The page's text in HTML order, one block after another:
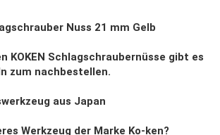
Nuss 21 mm Gelb
KOKEN Schlagschraubernüsse gibt es
zum nachbestellen.
aus Japan
Werkzeug der Marke Ko-ken?